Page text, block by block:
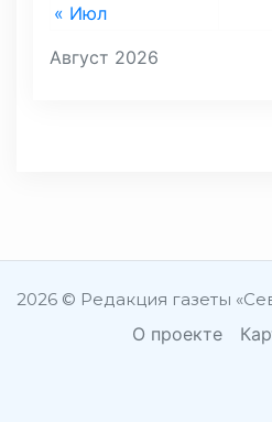
Август 2026
« Июл
2026 © Редакция газеты
О проекте